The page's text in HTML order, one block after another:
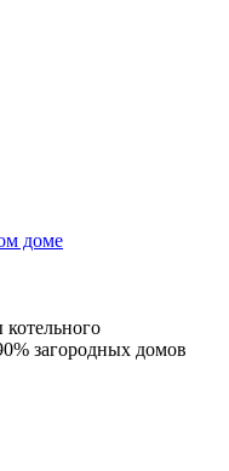
доме
загородных домов